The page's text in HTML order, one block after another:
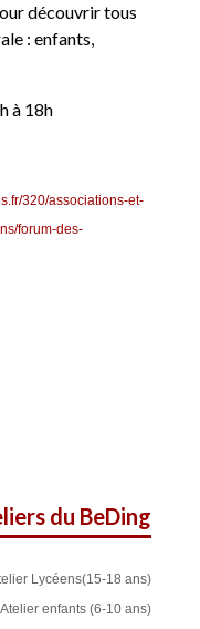
découvrir tous
: enfants,
à 18h
320/associations-et-
forum-des-
du BeDing
Lycéens(15-18 ans)
Atelier enfants (6-10 ans)